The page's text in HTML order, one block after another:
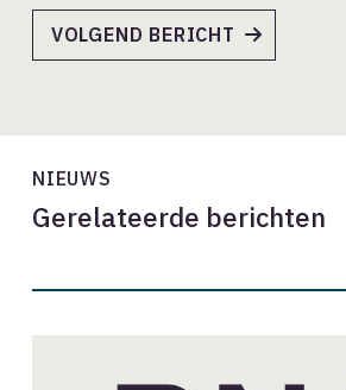
VOLGEND BERICHT
NIEUWS
Gerelateerde berichten